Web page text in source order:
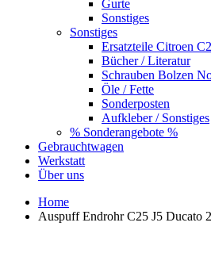
Gurte
Sonstiges
Sonstiges
Ersatzteile Citroen
Bücher / Literatur
Schrauben Bolzen
Öle / Fette
Sonderposten
Aufkleber / Sonstiges
% Sonderangebote %
Gebrauchtwagen
Werkstatt
Über uns
Home
Auspuff Endrohr C25 J5 Ducato